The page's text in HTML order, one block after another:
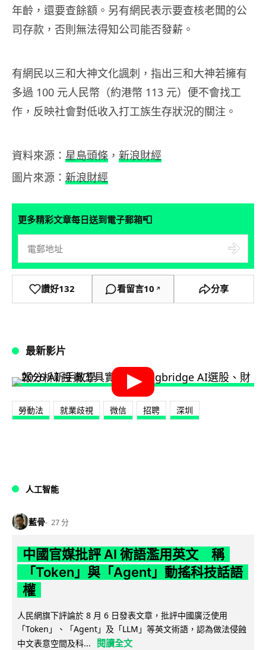
年齡，還要查餘額。另有網民表示要查核老闆的公
司存款，否則無法得知公司能否發薪。
有網民以三和大神文化諷刺，指出三和大神若擁有
多過 100 元人民幣（約港幣 113 元）便不會找工
作，反映社會對低收入打工族生存狀況的關注。
資料來源： 星島頭條 ， 新浪財經
圖片來源： 新浪財經
更多精彩文章每日送到電子郵箱📮
讚好132 看留言10 ↗ 分享
最新影片
勞動法 就業歧視 微信 招聘 深圳
人工智能
藍骨 27 分
中國官媒批評 AI 術語濫用英文 稱
「Token」與「Agent」動搖科技話語
權
人民網旗下評論於 8 月 6 日發表文章，批評中國廣泛使用
「Token」、「Agent」及「LLM」等英文術語，認為做法侵蝕
中文表意空間及科...
閱讀全文